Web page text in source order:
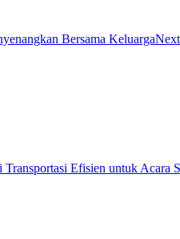
Bersama KeluargaNext
Efisien untuk Acara